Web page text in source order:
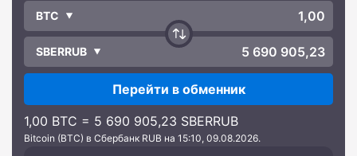
BTC
SBERRUB
Перейти в обменник
1,00 BTC = 5 690 905,23 SBERRUB
Bitcoin (BTC) в Сбербанк RUB на 15:10, 09.08.2026.